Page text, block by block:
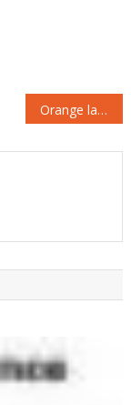
Orange lance un fond d’investissement dans les start-up !